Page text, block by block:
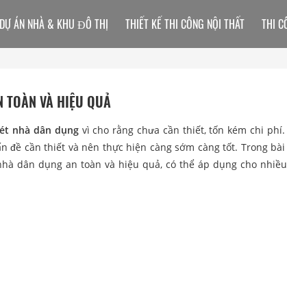
TOÀN VÀ HIỆU QUẢ
nhà dân dụngvì cho rằng chưa cần thiết, tốn kém chi phí.
đề cần thiết và nên thực hiện càng sớm càng tốt. Trong
dân dụng an toàn và hiệu quả, có thể áp dụng cho
ÁN NHÀ & KHU ĐÔ THỊ THIẾT KẾ THI CÔNG NỘI THẤT THI